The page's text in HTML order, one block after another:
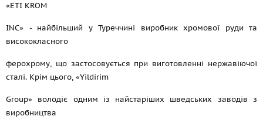
«ETI KROM
INC» - найбільший у Туреччині виробник хромової руди та
висококласного
ферохрому, що застосовується при виготовленні нержавіючої
сталі. Крім цього, «Yildirim
Group» володіє одним із найстаріших шведських заводів з
виробництва